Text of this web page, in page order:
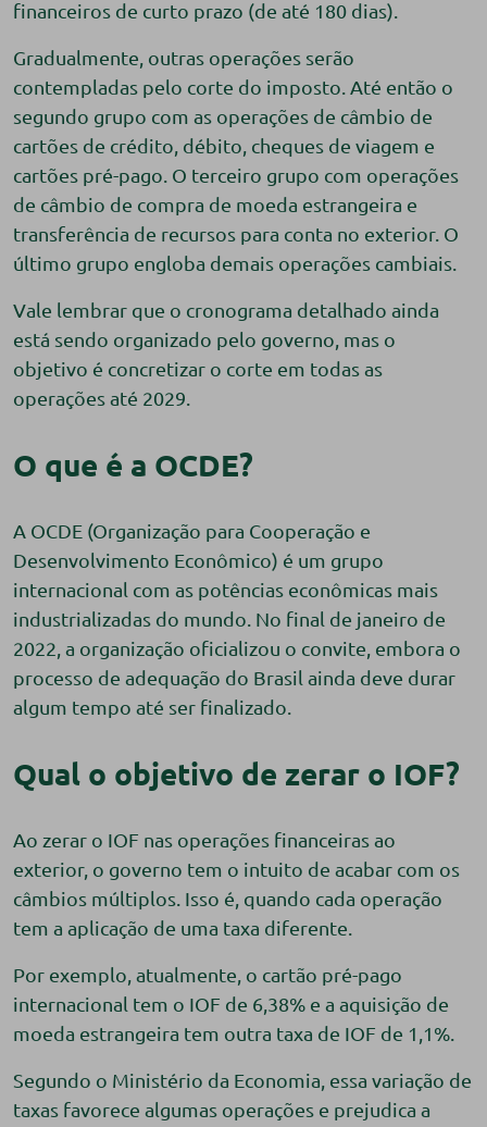
financeiros de curto prazo (de até 180 dias).
Gradualmente, outras operações serão
contempladas pelo corte do imposto. Até então o
segundo grupo com as operações de câmbio de
cartões de crédito, débito, cheques de viagem e
cartões pré-pago. O terceiro grupo com operações
de câmbio de compra de moeda estrangeira e
transferência de recursos para conta no exterior. O
último grupo engloba demais operações cambiais.
Vale lembrar que o cronograma detalhado ainda
está sendo organizado pelo governo, mas o
objetivo é concretizar o corte em todas as
operações até 2029.
O que é a OCDE?
A OCDE (Organização para Cooperação e
Desenvolvimento Econômico) é um grupo
internacional com as potências econômicas mais
industrializadas do mundo. No final de janeiro de
2022, a organização oficializou o convite, embora o
processo de adequação do Brasil ainda deve durar
algum tempo até ser finalizado.
Qual o objetivo de zerar o IOF?
Ao zerar o IOF nas operações financeiras ao
exterior, o governo tem o intuito de acabar com os
câmbios múltiplos. Isso é, quando cada operação
tem a aplicação de uma taxa diferente.
Por exemplo, atualmente, o cartão pré-pago
internacional tem o IOF de 6,38% e a aquisição de
moeda estrangeira tem outra taxa de IOF de 1,1%.
Segundo o Ministério da Economia, essa variação de
taxas favorece algumas operações e prejudica a